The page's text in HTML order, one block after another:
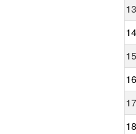
13
14
15
16
17
18